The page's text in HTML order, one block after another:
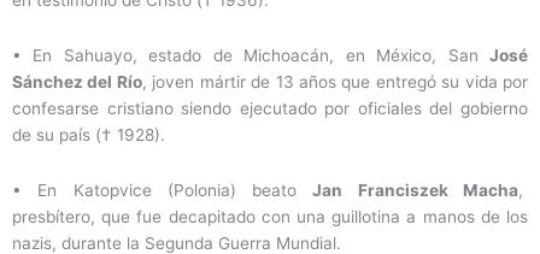
• En Sahuayo, estado de Michoacán, en México, SanJosé
Sánchez del Río, joven mártir de 13 años que entregó su vida por
confesarse cristiano siendo ejecutado por oficiales del gobierno
de su país († 1928).
• En Katopvice (Polonia) beatoJan Franciszek Macha,
presbítero, que fue decapitado con una guillotina a manos de los
nazis, durante la Segunda Guerra Mundial.